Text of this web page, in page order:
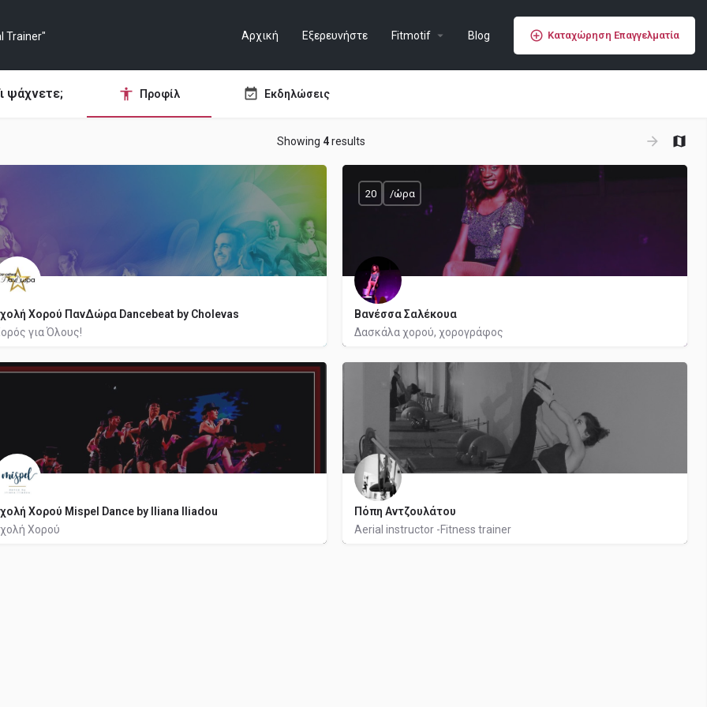
Αρχική Εξερευνήστε Fitmotif Blog Καταχώρηση Επαγγελματία
ψάχνετε; Προφίλ Εκδηλώσεις
Showing 4results
Χορού ΠανΔώρα Dancebeat by Cholevas
για Όλους!
Βανέσσα Σαλέκουα
Δασκάλα χορού, χορογράφος
20 /ώρα
Χορού Mispel Dance by Iliana Iliadou
Χορού
Πόπη Αντζουλάτου
Aerial instructor -Fitness trainer